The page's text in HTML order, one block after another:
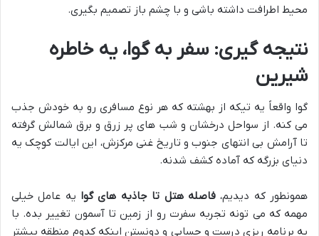
محیط اطرافت داشته باشی و با چشم باز تصمیم بگیری.
نتیجه گیری: سفر به گوا، یه خاطره
شیرین
گوا واقعاً یه تیکه از بهشته که هر نوع مسافری رو به خودش جذب
می کنه. از سواحل درخشان و شب های پر زرق و برق شمالش گرفته
تا آرامش بی انتهای جنوب و تاریخ غنی مرکزش، این ایالت کوچک یه
دنیای بزرگه که آماده کشف شدنه.
همونطور که دیدیم،فاصله هتل تا جاذبه های گوا یه عامل خیلی
مهمه که می تونه تجربه سفرت رو از زمین تا آسمون تغییر بده. با
یه برنامه ریزی درست و حسابی و دونستن اینکه کدوم منطقه بیشتر